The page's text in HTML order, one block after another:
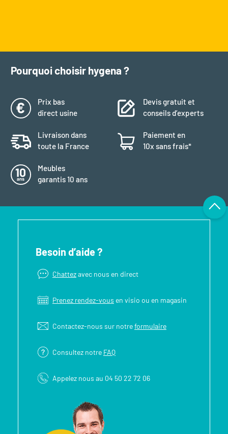
Pourquoi choisir hygena ?
Prix bas
direct usine
Devis gratuit et
conseils d’experts
Livraison dans
toute la France
Paiement en
10x sans frais*
Meubles
garantis 10 ans
Besoin d’aide ?
Chattezavec nous en direct
Prenez rendez-vous en visio ou en magasin
Contactez-nous sur notreformulaire
Consultez notre FAQ
Appelez nous au 04 50 22 72 06